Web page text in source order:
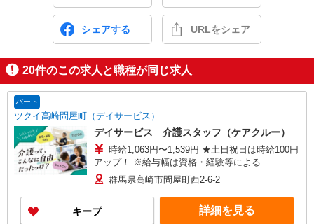
シェアする URLをシェア
20件のこの求人と職種が同じ求人
パート
ツクイ高崎問屋町（デイサービス）
デイサービス 介護スタッフ（ケアクルー）
時給1,063円〜1,539円 ★土日祝日は時給100円
アップ！ ※給与幅は資格・経験等による
群馬県高崎市問屋町西2-6-2
キープ 詳細を見る